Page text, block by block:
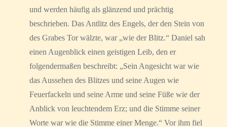
und werden häufig als glänzend und prächtig
beschrieben. Das Antlitz des Engels, der den Stein von
des Grabes Tor wälzte, war „wie der Blitz.“ Daniel sah
einen Augenblick einen geistigen Leib, den er
folgendermaßen beschreibt: „Sein Angesicht war wie
das Aussehen des Blitzes und seine Augen wie
Feuerfackeln und seine Arme und seine Füße wie der
Anblick von leuchtendem Erz; und die Stimme seiner
Worte war wie die Stimme einer Menge.“ Vor ihm fiel